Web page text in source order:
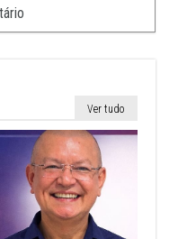
Ver tudo